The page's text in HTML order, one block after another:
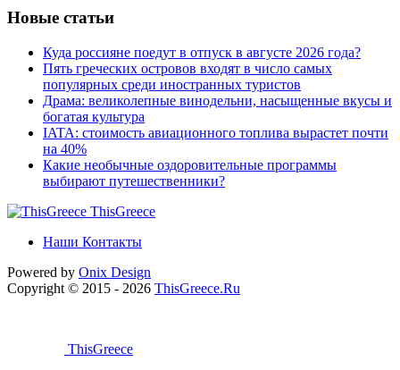
Новые статьи
Куда россияне поедут в отпуск в августе 2026 года?
Пять греческих островов входят в число самых
популярных среди иностранных туристов
Драма: великолепные винодельни, насыщенные вкусы и
богатая культура
IATA: стоимость авиационного топлива вырастет почти
на 40%
Какие необычные оздоровительные программы
выбирают путешественники?
ThisGreece
Наши Контакты
Powered by Onix Design
Copyright © 2015 - 2026 ThisGreece.Ru
ThisGreece